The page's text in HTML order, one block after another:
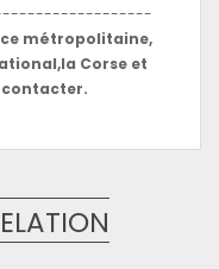
métropolitaine,
Corse et
contacter.